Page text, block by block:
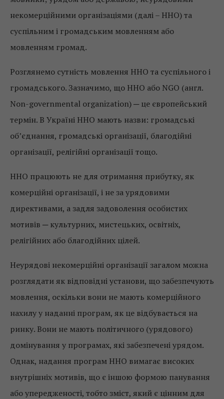
некомерційними організаціями (далі – ННО) та
суспільним і громадським мовленням або
мовленням громад.
Розглянемо сутність мовлення ННО та суспільного і
громадського. Зазначимо, що ННО або NGO (англ.
Non-governmental organization) ─ це європейський
термін. В Україні ННО мають назви: громадські
об’єднання, громадські організації, благодійні
організації, релігійні організації тощо.
ННО працюють не для отримання прибутку, як
комерційні організації, і не за урядовими
директивами, а задля задоволення особистих
мотивів ─ культурних, мистецьких, освітніх,
релігійних або благодійних цілей.
Неурядові некомерційні організації загалом можна
розглядати як відповідні установи, що забезпечують
мовлення, оскільки вони не мають комерційного
нахилу у наданні програм, як це відбувається на
ринку. Вони не мають політичного (урядового)
домінування у програмах, які забезпечені урядом.
Однак, надання програм ННО вимагає високих
внутрішніх мотивів, що є іншою формою панування
або упередженості, тобто зміст, який є цінним для